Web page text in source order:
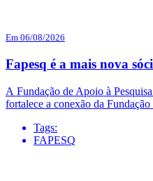
Em 06/08/2026
Fapesq é a mais nova
A Fundação de Apoio à
fortalece a conexão da
Tags:
FAPESQ